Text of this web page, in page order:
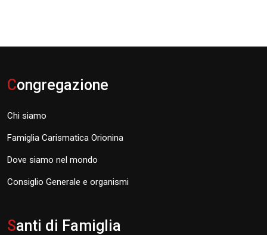
Congregazione
Chi siamo
Famiglia Carismatica Orionina
Dove siamo nel mondo
Consiglio Generale e organismi
Santi di Famiglia